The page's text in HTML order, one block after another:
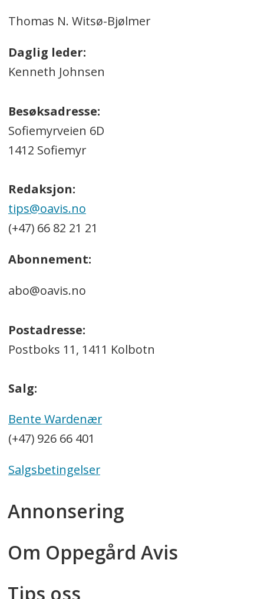
Thomas N. Witsø-Bjølmer
Daglig leder:
Kenneth Johnsen
Besøksadresse:
Sofiemyrveien 6D
1412 Sofiemyr
Redaksjon:
tips@oavis.no
(+47) 66 82 21 21
Abonnement:
abo@oavis.no
Postadresse:
Postboks 11, 1411 Kolbotn
Salg:
Bente Wardenær
(+47) 926 66 401
Salgsbetingelser
Annonsering
Om Oppegård Avis
Tips oss